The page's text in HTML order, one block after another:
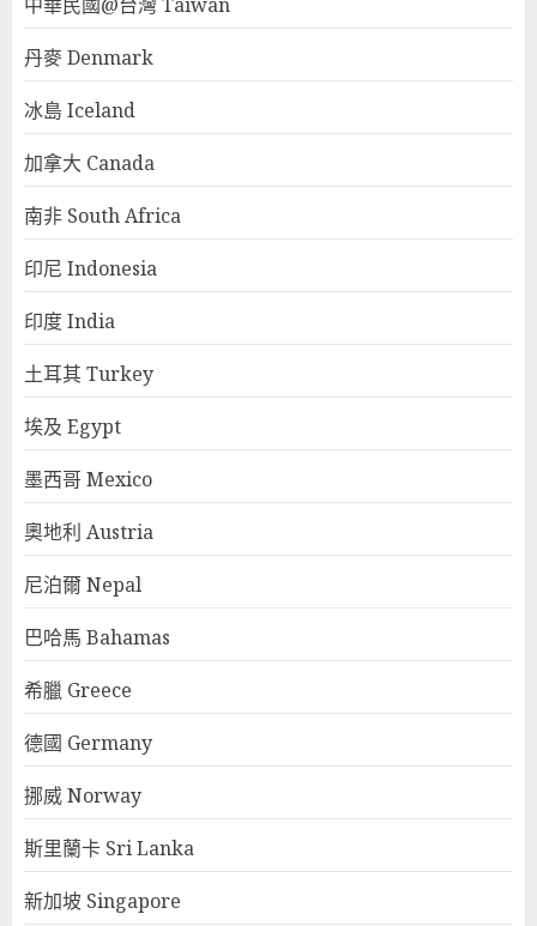
丹麥 Denmark
冰島 Iceland
加拿大 Canada
南非 South Africa
印尼 Indonesia
印度 India
土耳其 Turkey
埃及 Egypt
墨西哥 Mexico
奧地利 Austria
尼泊爾 Nepal
巴哈馬 Bahamas
希臘 Greece
德國 Germany
挪威 Norway
斯里蘭卡 Sri Lanka
新加坡 Singapore